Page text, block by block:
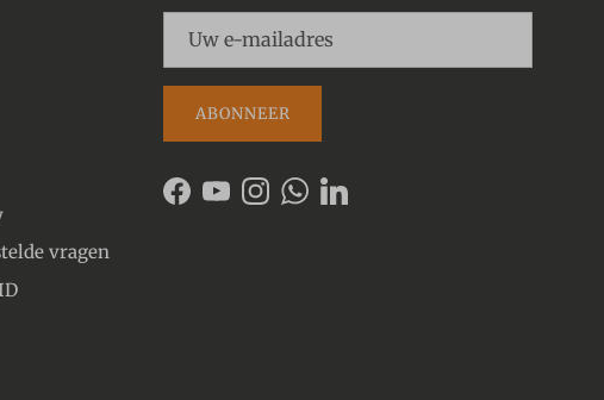
vragen
ABONNEER
Facebook
YouTubeInstagram
WhatsApp
LinkedIn